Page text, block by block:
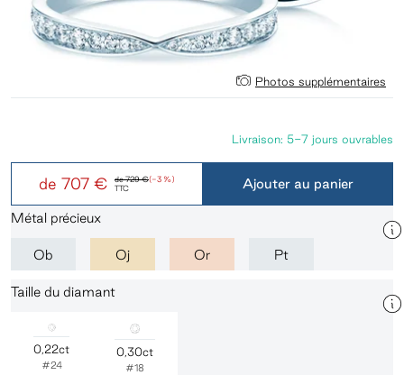
Photos supplémentaires
de729 €(-3 %)
de 707 € TTC
Livraison: 5-7 jours ouvrables
Ajouter au panier
Métal précieux
Ob Oj Or Pt
Taille du diamant
0,22ct
#24
0,30ct
#18